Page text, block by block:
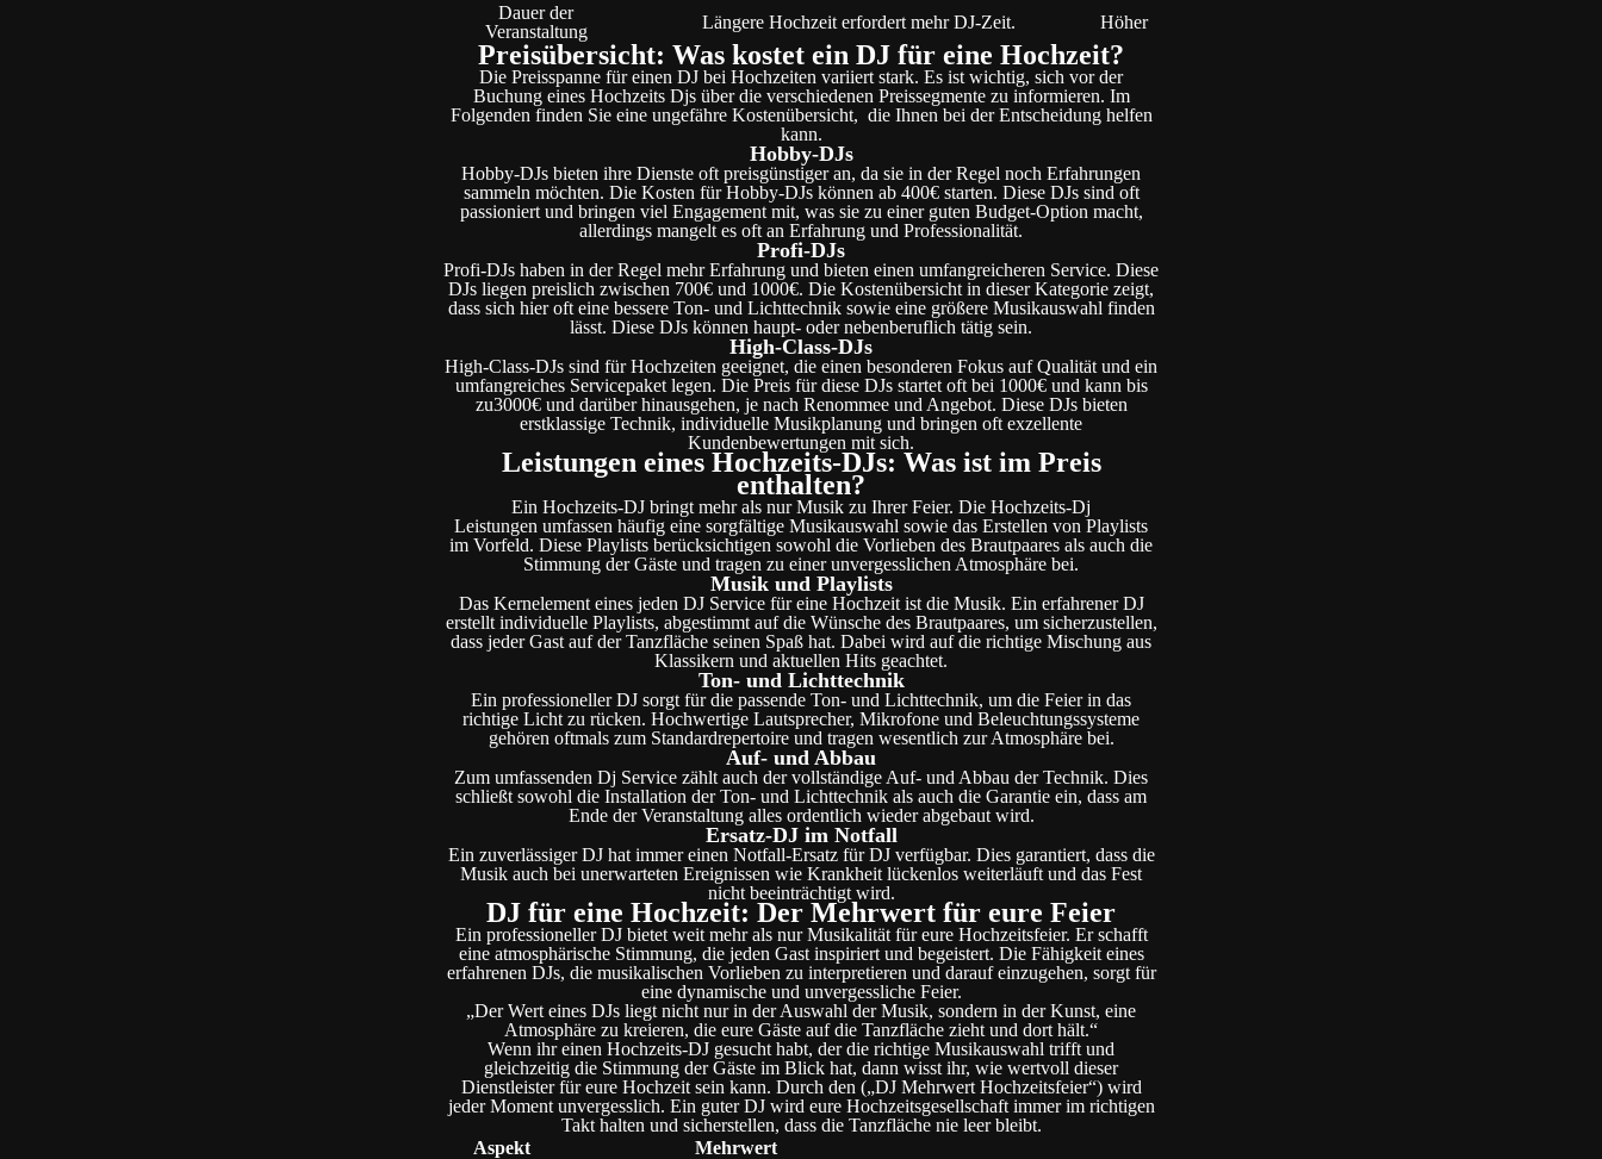
Dauer der
Veranstaltung
Längere Hochzeit erfordert mehr DJ-Zeit. Höher
Preisübersicht: Was kostet ein DJ für eine Hochzeit?
Die Preisspanne für einen DJ bei Hochzeiten variiert stark. Es ist wichtig, sich vor der
Buchung eines Hochzeits Djs über die verschiedenen Preissegmente zu informieren. Im
Folgenden finden Sie eine ungefähre Kostenübersicht, die Ihnen bei der Entscheidung helfen
kann.
Hobby-DJs
Hobby-DJs bieten ihre Dienste oft preisgünstiger an, da sie in der Regel noch Erfahrungen
sammeln möchten. Die Kosten für Hobby-DJs können ab 400€ starten. Diese DJs sind oft
passioniert und bringen viel Engagement mit, was sie zu einer guten Budget-Option macht,
allerdings mangelt es oft an Erfahrung und Professionalität.
Profi-DJs
Profi-DJs haben in der Regel mehr Erfahrung und bieten einen umfangreicheren Service. Diese
DJs liegen preislich zwischen 700€ und 1000€. Die Kostenübersicht in dieser Kategorie zeigt,
dass sich hier oft eine bessere Ton- und Lichttechnik sowie eine größere Musikauswahl finden
lässt. Diese DJs können haupt- oder nebenberuflich tätig sein.
High-Class-DJs
High-Class-DJs sind für Hochzeiten geeignet, die einen besonderen Fokus auf Qualität und ein
umfangreiches Servicepaket legen. Die Preis für diese DJs startet oft bei 1000€ und kann bis
zu3000€ und darüber hinausgehen, je nach Renommee und Angebot. Diese DJs bieten
erstklassige Technik, individuelle Musikplanung und bringen oft exzellente
Kundenbewertungen mit sich.
Leistungen eines Hochzeits-DJs: Was ist im Preis
enthalten?
Ein Hochzeits-DJ bringt mehr als nur Musik zu Ihrer Feier. Die Hochzeits-Dj
Leistungen umfassen häufig eine sorgfältige Musikauswahl sowie das Erstellen von Playlists
im Vorfeld. Diese Playlists berücksichtigen sowohl die Vorlieben des Brautpaares als auch die
Stimmung der Gäste und tragen zu einer unvergesslichen Atmosphäre bei.
Musik und Playlists
Das Kernelement eines jeden DJ Service für eine Hochzeit ist die Musik. Ein erfahrener DJ
erstellt individuelle Playlists, abgestimmt auf die Wünsche des Brautpaares, um sicherzustellen,
dass jeder Gast auf der Tanzfläche seinen Spaß hat. Dabei wird auf die richtige Mischung aus
Klassikern und aktuellen Hits geachtet.
Ton- und Lichttechnik
Ein professioneller DJ sorgt für die passende Ton- und Lichttechnik, um die Feier in das
richtige Licht zu rücken. Hochwertige Lautsprecher, Mikrofone und Beleuchtungssysteme
gehören oftmals zum Standardrepertoire und tragen wesentlich zur Atmosphäre bei.
Auf- und Abbau
Zum umfassenden Dj Service zählt auch der vollständige Auf- und Abbau der Technik. Dies
schließt sowohl die Installation der Ton- und Lichttechnik als auch die Garantie ein, dass am
Ende der Veranstaltung alles ordentlich wieder abgebaut wird.
Ersatz-DJ im Notfall
Ein zuverlässiger DJ hat immer einen Notfall-Ersatz für DJ verfügbar. Dies garantiert, dass die
Musik auch bei unerwarteten Ereignissen wie Krankheit lückenlos weiterläuft und das Fest
nicht beeinträchtigt wird.
DJ für eine Hochzeit: Der Mehrwert für eure Feier
Ein professioneller DJ bietet weit mehr als nur Musikalität für eure Hochzeitsfeier. Er schafft
eine atmosphärische Stimmung, die jeden Gast inspiriert und begeistert. Die Fähigkeit eines
erfahrenen DJs, die musikalischen Vorlieben zu interpretieren und darauf einzugehen, sorgt für
eine dynamische und unvergessliche Feier.
„Der Wert eines DJs liegt nicht nur in der Auswahl der Musik, sondern in der Kunst, eine
Atmosphäre zu kreieren, die eure Gäste auf die Tanzfläche zieht und dort hält.“
Wenn ihr einen Hochzeits-DJ gesucht habt, der die richtige Musikauswahl trifft und
gleichzeitig die Stimmung der Gäste im Blick hat, dann wisst ihr, wie wertvoll dieser
Dienstleister für eure Hochzeit sein kann. Durch den („DJ Mehrwert Hochzeitsfeier“) wird
jeder Moment unvergesslich. Ein guter DJ wird eure Hochzeitsgesellschaft immer im richtigen
Takt halten und sicherstellen, dass die Tanzfläche nie leer bleibt.
Aspekt
Mehrwert